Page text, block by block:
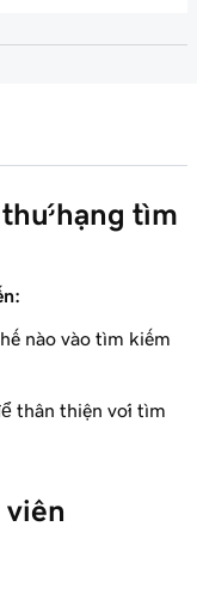
1m 51s
+
hoặc
+
hạng tìm
nào vào tìm kiếm
thân thiện với tìm
viên